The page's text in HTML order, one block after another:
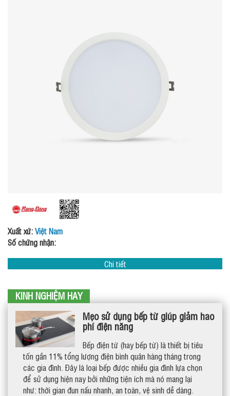
Xuất xứ:Việt Nam
Số chứng nhận:
Chi tiết
KINH NGHIỆM HAY
Mẹo sử dụng bếp từ giúp giảm hao
phí điện năng
Bếp điện từ (hay bếp từ) là thiết bị tiêu
tốn gần 11% tổng lượng điện bình quân hàng tháng trong
các gia đình. Đây là loại bếp được nhiều gia đình lựa chọn
để sử dụng hiện nay bởi những tiện ích mà nó mang lại
như: thời gian đun nấu nhanh, an toàn, vệ sinh dễ dàng.